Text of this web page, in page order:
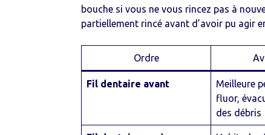
bouche si vous ne vous rincez pas à
partiellement rincé avant d’avoir pu agir
Ordre
Fil dentaire avant
Meilleure
fluor,
des débris